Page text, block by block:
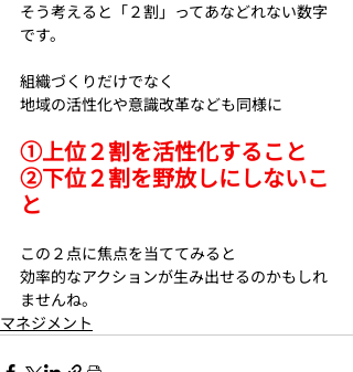
そう考えると「２割」ってあなどれない数字
です。
組織づくりだけでなく
地域の活性化や意識改革なども同様に
①上位２割を活性化すること
②下位２割を野放しにしないこ
と
この２点に焦点を当ててみると
効率的なアクションが生み出せるのかもしれ
ませんね。
マネジメント